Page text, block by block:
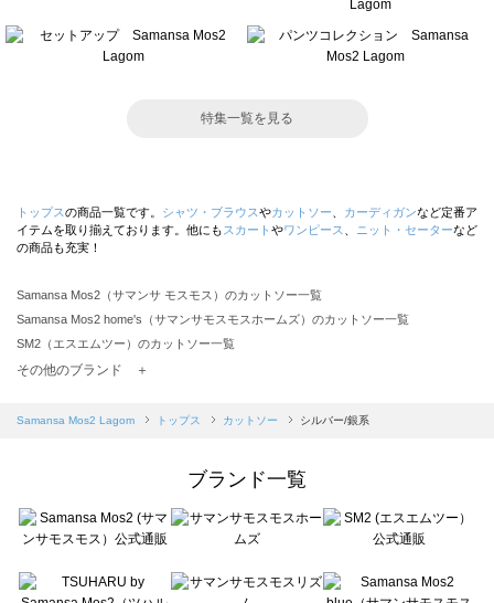
特集一覧を見る
トップスの商品一覧です。 シャツ・ブラウスやカットソー カーディガンなど定番ア
イテムを取り揃えております。他にも スカート やワンピース ニット・セーターなど
の商品も充実！
Samansa Mos2（サマンサ モスモス）のカットソー一覧
Samansa Mos2 home's（サマンサモスモスホームズ）のカットソー一覧
SM2（エスエムツー）のカットソー一覧
TSUHARU by Samansa Mos2（ツハルバイサマンサモスモス）のカットソー一覧
Samansa Mos2 blue（サマンサモスモス ブルー）のカットソー一覧
sō4ū（ソウフォーユー）のカットソー一覧
Te chichi（テチチ）のカットソー一覧
Te chichi CLASSIC（テチチ クラシック）のカットソー一覧
Lugnoncure（ルノンキュール）のカットソー一覧
その他のブランド ＋
Samansa Mos2 Lagom トップス カットソー シルバー/銀系
ブランド一覧